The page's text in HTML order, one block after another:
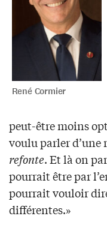
René Cormier
peut-être moins
voulu parler
refonte. Et là on
pourrait être par
pourrait vouloir
différentes.»